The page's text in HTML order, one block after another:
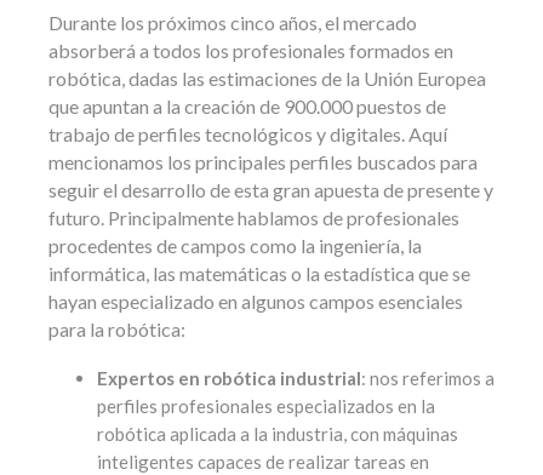
Durante los próximos cinco años, el mercado
absorberá a todos los profesionales formados en
robótica, dadas las estimaciones de la Unión Europea
que apuntan a la creación de 900.000 puestos de
trabajo de perfiles tecnológicos y digitales. Aquí
mencionamos los principales perfiles buscados para
seguir el desarrollo de esta gran apuesta de presente y
futuro. Principalmente hablamos de profesionales
procedentes de campos como la ingeniería, la
informática, las matemáticas o la estadística que se
hayan especializado en algunos campos esenciales
para la robótica:
Expertos en robótica industrial: nos referimos a
perfiles profesionales especializados en la
robótica aplicada a la industria, con máquinas
inteligentes capaces de realizar tareas en